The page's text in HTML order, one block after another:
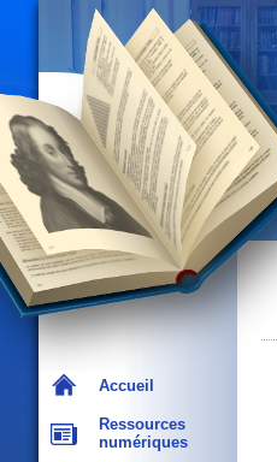
Accueil
Ressources
numériques